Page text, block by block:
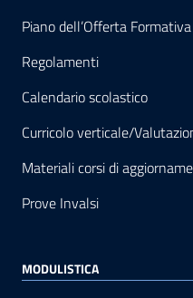
Piano dell’Offerta
Regolamenti
Calendario scolastico
Curricolo verticale/
Materiali corsi di
Prove Invalsi
MODULISTICA